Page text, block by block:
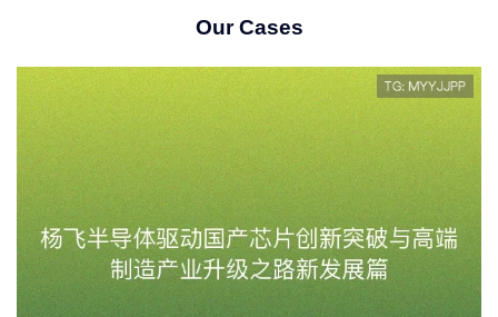
Our Cases
杨飞半导体驱动国产芯片创新突破与高端
制造产业升级之路新发展篇